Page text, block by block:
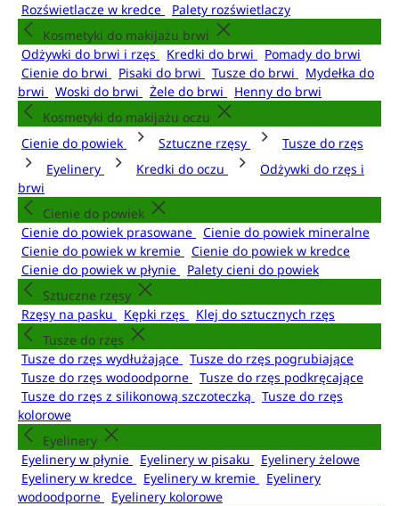
Rozświetlacze w kredce
Palety rozświetlaczy
Kosmetyki do makijażu brwi
Odżywki do brwi i rzęs
Kredki do brwi
Pomady do brwi
Cienie do brwi
Pisaki do brwi Tusze do brwi
Mydełka do
brwi
Woski do brwi Żele do brwi
Henny do brwi
Kosmetyki do makijażu oczu
Cienie do powiek
Sztuczne rzęsy
Tusze do rzęs
Eyelinery
Kredki do oczu
Odżywki do rzęs i
brwi
Cienie do powiek
Cienie do powiek prasowane
Cienie do powiek mineralne
Cienie do powiek w kremie
Cienie do powiek w kredce
Cienie do powiek w płynie
Palety cieni do powiek
Sztuczne rzęsy
Rzęsy na pasku
Kępki rzęs
Klej do sztucznych rzęs
Tusze do rzęs
Tusze do rzęs wydłużające
Tusze do rzęs pogrubiające
Tusze do rzęs wodoodporne
Tusze do rzęs podkręcające
Tusze do rzęs z silikonową szczoteczką
Tusze do rzęs
kolorowe
Eyelinery
Eyelinery w płynie
Eyelinery w pisaku
Eyelinery żelowe
Eyelinery w kredce
Eyelinery w kremie
Eyelinery
wodoodporne
Eyelinery kolorowe